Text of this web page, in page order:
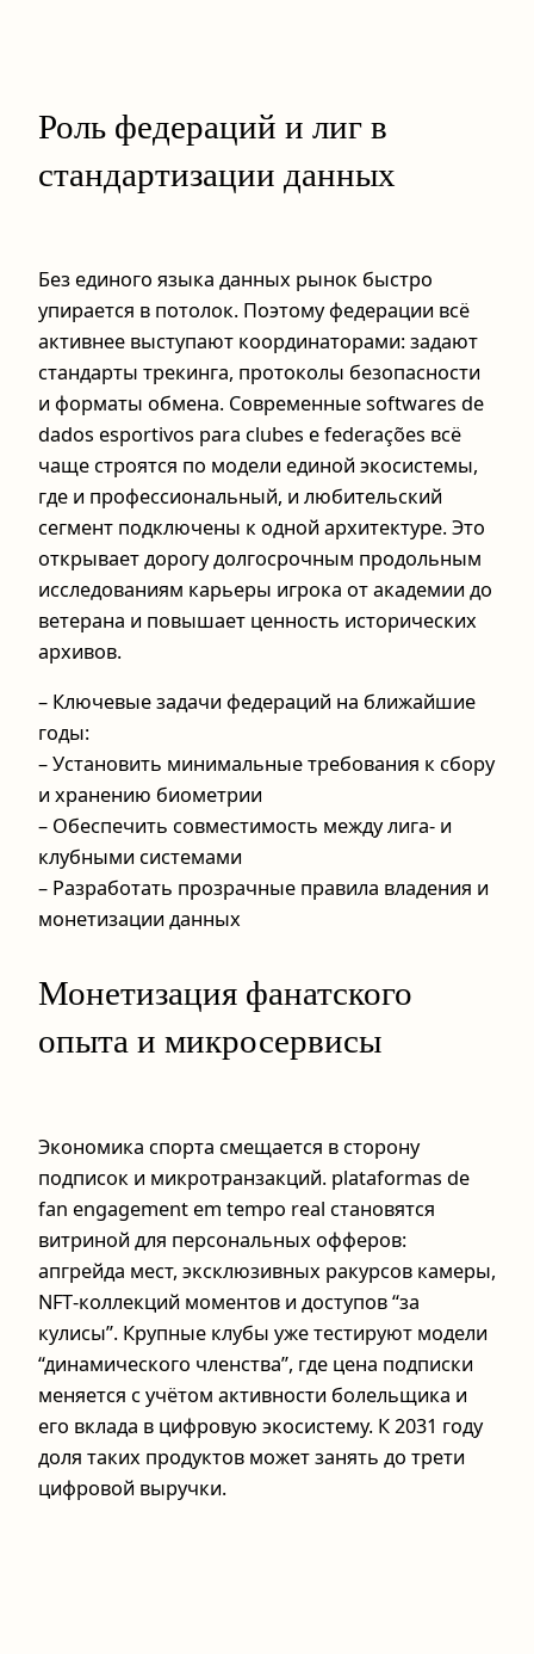
Роль федераций и лиг в
стандартизации данных
Без единого языка данных рынок быстро
упирается в потолок. Поэтому федерации всё
активнее выступают координаторами: задают
стандарты трекинга, протоколы безопасности
и форматы обмена. Современные softwares de
dados esportivos para clubes e federações всё
чаще строятся по модели единой экосистемы,
где и профессиональный, и любительский
сегмент подключены к одной архитектуре. Это
открывает дорогу долгосрочным продольным
исследованиям карьеры игрока от академии до
ветерана и повышает ценность исторических
архивов.
– Ключевые задачи федераций на ближайшие
годы:
– Установить минимальные требования к сбору
и хранению биометрии
– Обеспечить совместимость между лига‑ и
клубными системами
– Разработать прозрачные правила владения и
монетизации данных
Монетизация фанатского
опыта и микросервисы
Экономика спорта смещается в сторону
подписок и микротранзакций. plataformas de
fan engagement em tempo real становятся
витриной для персональных офферов:
апгрейда мест, эксклюзивных ракурсов камеры,
NFT‑коллекций моментов и доступов “за
кулисы”. Крупные клубы уже тестируют модели
“динамического членства”, где цена подписки
меняется с учётом активности болельщика и
его вклада в цифровую экосистему. К 2031 году
доля таких продуктов может занять до трети
цифровой выручки.